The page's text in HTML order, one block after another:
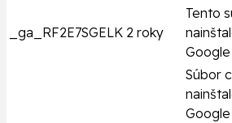
_ga_RF2E7SGELK 2 roky
Tento
Súbor